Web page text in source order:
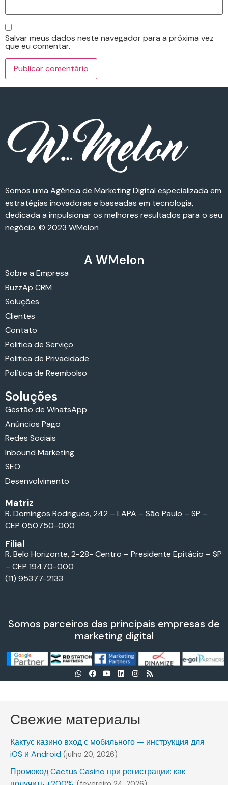
Salvar meus dados neste navegador para a próxima vez
que eu comentar.
Somos uma Agência de Marketing Digital especializada em
estratégias inovadoras e baseadas em tecnologia,
dedicada a impulsionar os melhores resultados para o seu
negócio. © 2023 WMelon
A WMelon
Sobre a Empresa
BuzzAp CRM
Soluções
Clientes
Contato
Politica de Serviço
Politica de Privacidade
Política de Reembolso
Soluções
Gestão de WhatsApp
Anúncios Pago
Redes Sociais
Inbound Marketing
SEO
Desenvolvimento
Matriz
R. Domingos Rodrigues, 242 – LAPA – São Paulo – SP –
CEP 050750-000
Filial
R. Belo Horizonte, 2-28- Centro – Presidente Epitácio – SP
– CEP 19470-000
(11) 95377-2133
Somos parceiros das principais empresas de
marketing digital
Свежие материалы
Кактус казино вход с мобильного — инструкция для
iOS и Android (julho 20, 2026)
Промокод Cactus Casino при регистрации: как